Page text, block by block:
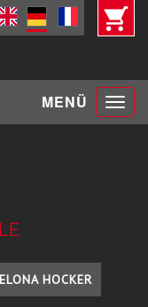
MENÜ Toggle
HOCKER